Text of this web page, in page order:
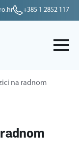
+385 1 2852 117
na radnom